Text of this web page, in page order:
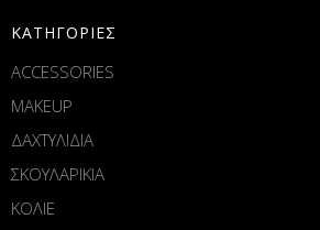
ΚΑΤΗΓΟΡΙΕΣ
ACCESSORIES
MAKEUP
ΔΑΧΤΥΛΙΔΙΑ
ΣΚΟΥΛΑΡΙΚΙΑ
ΚΟΛΙΕ